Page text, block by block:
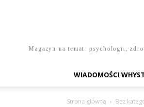
Magazyn na temat: psychologii,
WIADOMOŚCI
Strona główna Bez